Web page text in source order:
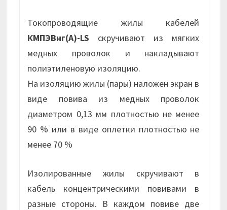
Токопроводящие жилы кабелей
КМПЭВнг(А)-LS скручивают из мягких
медных проволок и накладывают
полиэтиленовую изоляцию.
На изоляцию жилы (пары) наложен экран в
виде повива из медных проволок
диаметром 0,13 мм плотностью не менее
90 % или в виде оплетки плотностью не
менее 70 %
Изолированные жилы скручивают в
кабель концентрическими повивами в
разные стороны. В каждом повиве две